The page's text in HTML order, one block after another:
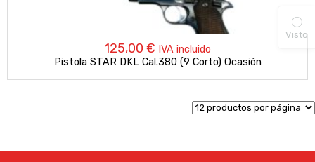
125,00 € IVA incluido
Pistola STAR DKL Cal.380 (9 Corto) Ocasión
Visto